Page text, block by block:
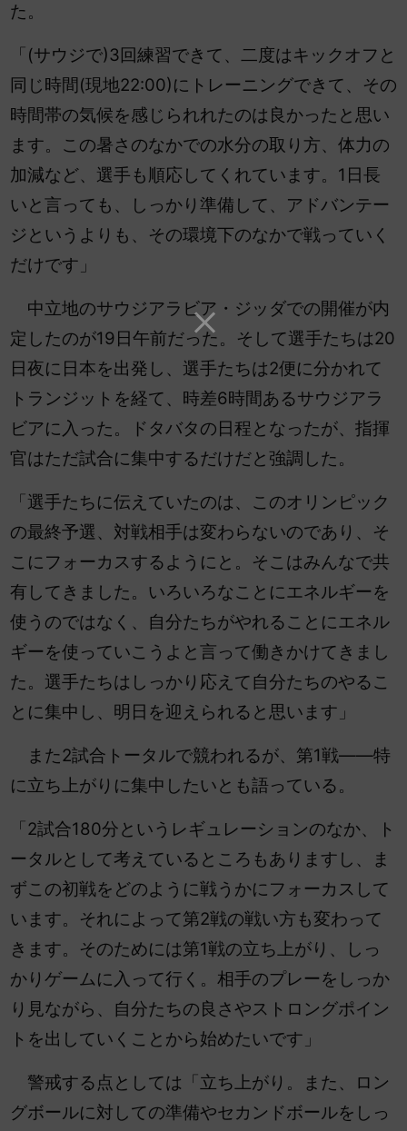
た。
「(サウジで)3回練習できて、二度はキックオフと
同じ時間(現地22:00)にトレーニングできて、その
時間帯の気候を感じられれたのは良かったと思い
ます。この暑さのなかでの水分の取り方、体力の
加減など、選手も順応してくれています。1日長
いと言っても、しっかり準備して、アドバンテー
ジというよりも、その環境下のなかで戦っていく
だけです」
中立地のサウジアラビア・ジッダでの開催が内
定したのが19日午前だった。そして選手たちは20
日夜に日本を出発し、選手たちは2便に分かれて
トランジットを経て、時差6時間あるサウジアラ
ビアに入った。ドタバタの日程となったが、指揮
官はただ試合に集中するだけだと強調した。
「選手たちに伝えていたのは、このオリンピック
の最終予選、対戦相手は変わらないのであり、そ
こにフォーカスするようにと。そこはみんなで共
有してきました。いろいろなことにエネルギーを
使うのではなく、自分たちがやれることにエネル
ギーを使っていこうよと言って働きかけてきまし
た。選手たちはしっかり応えて自分たちのやるこ
とに集中し、明日を迎えられると思います」
また2試合トータルで競われるが、第1戦――特
に立ち上がりに集中したいとも語っている。
「2試合180分というレギュレーションのなか、ト
ータルとして考えているところもありますし、ま
ずこの初戦をどのように戦うかにフォーカスして
います。それによって第2戦の戦い方も変わって
きます。そのためには第1戦の立ち上がり、しっ
かりゲームに入って行く。相手のプレーをしっか
り見ながら、自分たちの良さやストロングポイン
トを出していくことから始めたいです」
警戒する点としては「立ち上がり。また、ロン
グボールに対しての準備やセカンドボールをしっ